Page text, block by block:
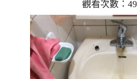
灌入 檸檬酸 至管路裡面，等了
洗機 ，啟動 螺旋波 模式，一
越洗就越髒，髒水狂噴，如下
後，熱水出水恢復正常了!! 如
化，會產生鐵鏽跟泥沙堆積，
色，地下水含有氧化錳，管壁
出來的水會跟石油一樣黑，有
為裡面有銅的物
觀看次數：